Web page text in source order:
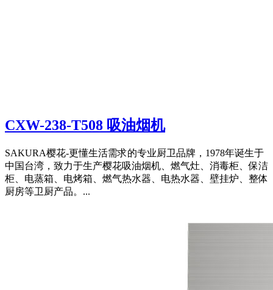
CXW-238-T508 吸油烟机
SAKURA樱花-更懂生活需求的专业厨卫品牌，1978年诞生于
中国台湾，致力于生产樱花吸油烟机、燃气灶、消毒柜、保洁
柜、电蒸箱、电烤箱、燃气热水器、电热水器、壁挂炉、整体
厨房等卫厨产品。...